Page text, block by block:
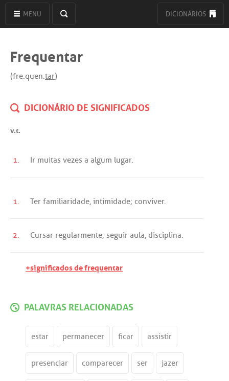
MENU DICIONÁRIOS
Frequentar
(fre.quen.tar)
DICIONÁRIO DE SIGNIFICADOS
v.t.
1. Ir muitas vezes a algum lugar.
1. Ter familiaridade, intimidade; conviver.
2. Cursar regularmente; seguir aula, disciplina.
+significados de frequentar
PALAVRAS RELACIONADAS
estar permanecer ficar assistir
presenciar comparecer ser jazer